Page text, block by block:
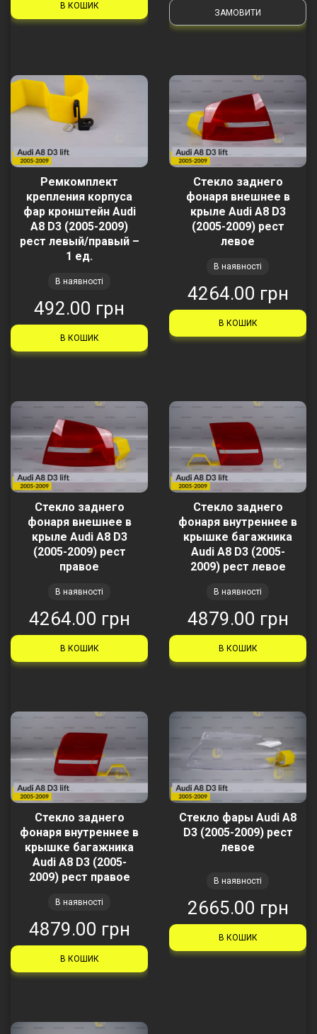
В КОШИК
ЗАМОВИТИ
Ремкомплект
крепления корпуса
фар кронштейн Audi
A8 D3 (2005-2009)
рест левый/правый –
1 ед.
В наявності
492.00 грн
В КОШИК
Стекло заднего
фонаря внешнее в
крыле Audi A8 D3
(2005-2009) рест
левое
В наявності
4264.00 грн
В КОШИК
Стекло заднего
фонаря внешнее в
крыле Audi A8 D3
(2005-2009) рест
правое
В наявності
4264.00 грн
В КОШИК
Стекло заднего
фонаря внутреннее в
крышке багажника
Audi A8 D3 (2005-
2009) рест левое
В наявності
4879.00 грн
В КОШИК
Стекло заднего
фонаря внутреннее в
крышке багажника
Audi A8 D3 (2005-
2009) рест правое
В наявності
4879.00 грн
В КОШИК
Стекло фары Audi A8
D3 (2005-2009) рест
левое
В наявності
2665.00 грн
В КОШИК